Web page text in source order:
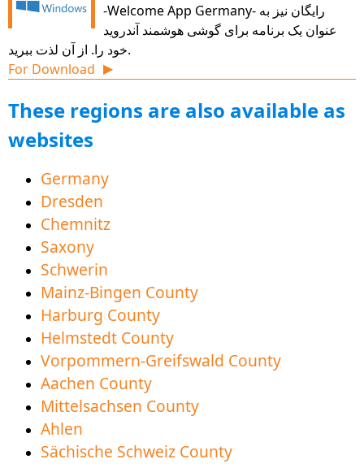
-Welcome App Germany- رایگان نیز به
عنوان یک برنامه برای گوشی هوشمند آندروید
خود را. از آن لذت ببرید.
For Download
▶
These regions are also available as
websites
Germany
Dresden
Chemnitz
Saxony
Schwerin
Mainz-Bingen County
Harburg County
Helmstedt County
Vorpommern-Greifswald County
Aachen County
Mittelsachsen County
Ahlen
Sächische Schweiz County